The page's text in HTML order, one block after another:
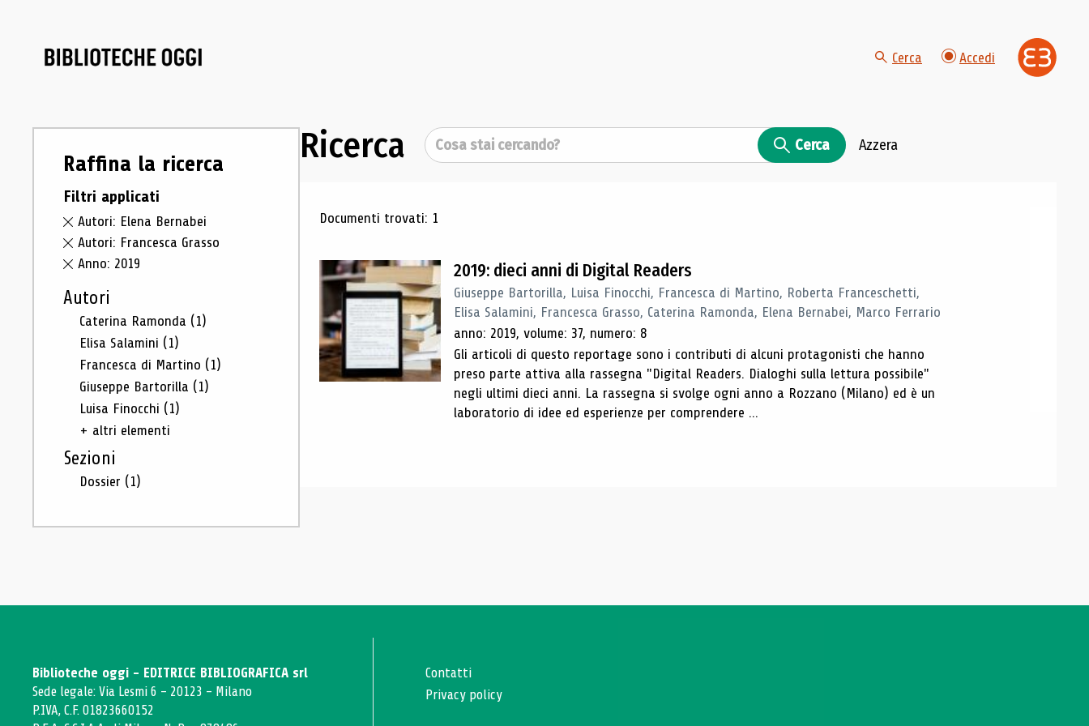
Cerca Accedi
Raffina la ricerca
Filtri applicati
Autori: Elena Bernabei
Autori: Francesca Grasso
Anno: 2019
Autori
Caterina Ramonda (1)
Elisa Salamini (1)
Francesca di Martino (1)
Giuseppe Bartorilla (1)
Luisa Finocchi (1)
+ altri elementi
Sezioni
Dossier (1)
Ricerca Cerca Cerca Azzera
Risultati di ricerca
Documenti trovati: 1
2019: dieci anni di Digital Readers
Giuseppe Bartorilla, Luisa Finocchi, Francesca di Martino, Roberta Franceschetti,
Elisa Salamini, Francesca Grasso, Caterina Ramonda, Elena Bernabei, Marco Ferrario
anno: 2019, volume: 37, numero: 8
Gli articoli di questo reportage sono i contributi di alcuni protagonisti che hanno
preso parte attiva alla rassegna "Digital Readers. Dialoghi sulla lettura possibile"
negli ultimi dieci anni. La rassegna si svolge ogni anno a Rozzano (Milano) ed è un
laboratorio di idee ed esperienze per comprendere ...
Biblioteche oggi - EDITRICE BIBLIOGRAFICA srl
Sede legale: Via Lesmi 6 - 20123 - Milano
P.IVA, C.F. 01823660152
Contatti
Privacy policy